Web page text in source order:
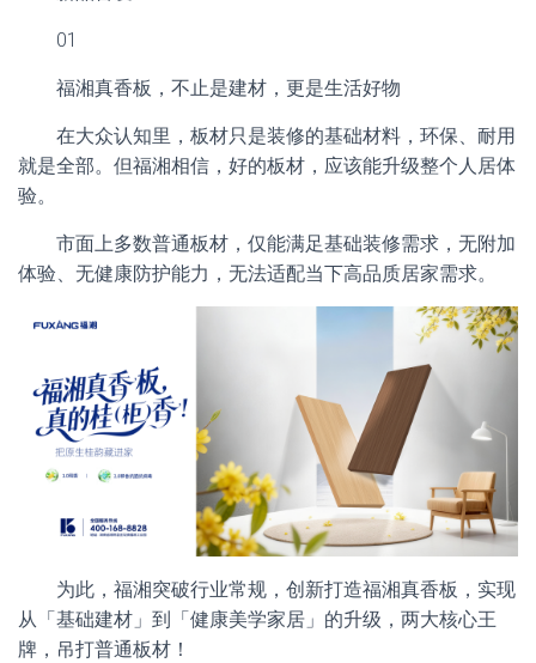
01
福湘真香板，不止是建材，更是生活好物
在大众认知里，板材只是装修的基础材料，环保、耐用
就是全部。但福湘相信，好的板材，应该能升级整个人居体
验。
市面上多数普通板材，仅能满足基础装修需求，无附加
体验、无健康防护能力，无法适配当下高品质居家需求。
为此，福湘突破行业常规，创新打造福湘真香板，实现
从「基础建材」到「健康美学家居」的升级，两大核心王
牌，吊打普通板材！